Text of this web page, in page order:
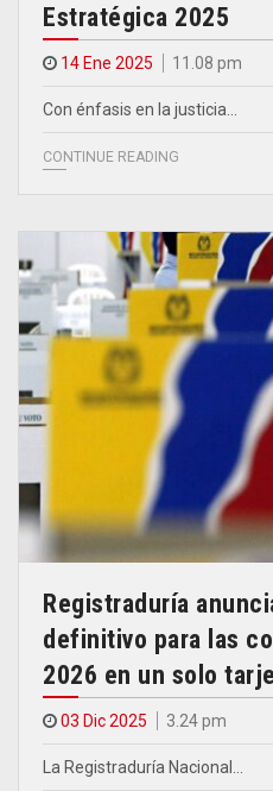
Estratégica 2025
14 Ene 2025 11.08 pm
Con énfasis en la justicia…
CONTINUE READING
Registraduría
definitivo para las
2026 en un solo
03 Dic 2025 3.24 pm
La Registraduría Nacional…